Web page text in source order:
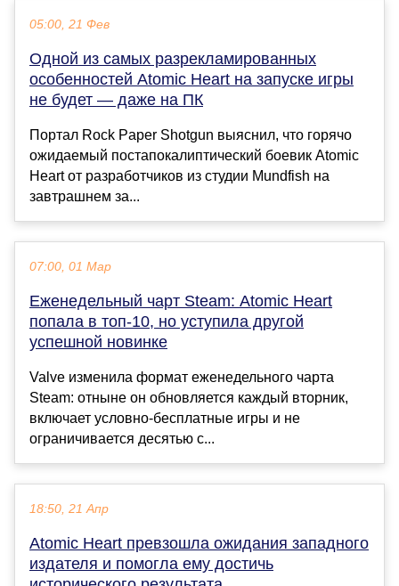
05:00, 21 Фев
Одной из самых разрекламированных
особенностей Atomic Heart на запуске игры
не будет — даже на ПК
Портал Rock Paper Shotgun выяснил, что горячо
ожидаемый постапокалиптический боевик Atomic
Heart от разработчиков из студии Mundfish на
завтрашнем за...
07:00, 01 Мар
Еженедельный чарт Steam: Atomic Heart
попала в топ-10, но уступила другой
успешной новинке
Valve изменила формат еженедельного чарта
Steam: отныне он обновляется каждый вторник,
включает условно-бесплатные игры и не
ограничивается десятью с...
18:50, 21 Апр
Atomic Heart превзошла ожидания западного
издателя и помогла ему достичь